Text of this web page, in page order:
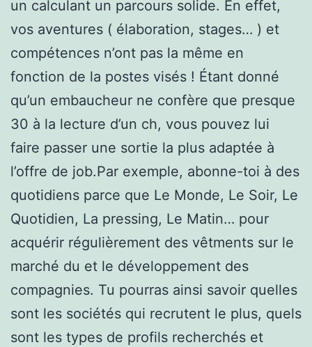
un calculant un parcours solide. En effet,
vos aventures ( élaboration, stages… ) et
compétences n’ont pas la même en
fonction de la postes visés ! Étant donné
qu’un embaucheur ne confère que presque
30 à la lecture d’un ch, vous pouvez lui
faire passer une sortie la plus adaptée à
l’offre de job.Par exemple, abonne-toi à des
quotidiens parce que Le Monde, Le Soir, Le
Quotidien, La pressing, Le Matin… pour
acquérir régulièrement des vêtments sur le
marché du et le développement des
compagnies. Tu pourras ainsi savoir quelles
sont les sociétés qui recrutent le plus, quels
sont les types de profils recherchés et